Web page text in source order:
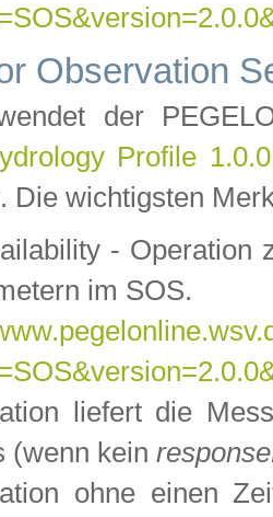
Observation
der
Profile
Die wichtigsten
- Operation
im SOS.
liefert die
(wenn kein
ohne einen